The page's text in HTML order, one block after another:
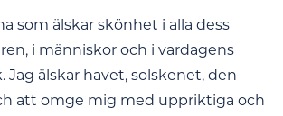
som älskar skönhet i alla dess
i människor och i vardagens
Jag älskar havet, solskenet, den
att omge mig med uppriktiga och